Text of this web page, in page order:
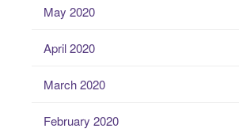
May 2020
April 2020
March 2020
February 2020